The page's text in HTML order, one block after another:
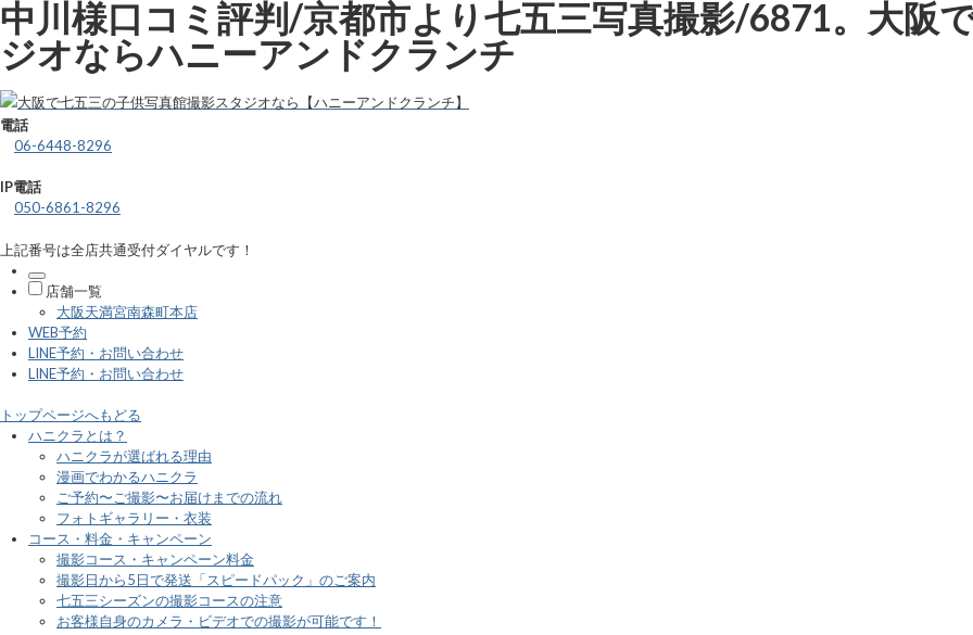
中川様口コミ評判/京都市より七五三写真撮影/6871。大阪
ジオならハニーアンドクランチ
電話
06-6448-8296
IP電話
050-6861-8296
上記番号は全店共通受付ダイヤルです！
店舗一覧
大阪天満宮南森町本店
WEB予約
LINE予約・お問い合わせ
LINE予約・お問い合わせ
トップページへもどる
ハニクラとは？
ハニクラが選ばれる理由
漫画でわかるハニクラ
ご予約〜ご撮影〜お届けまでの流れ
フォトギャラリー・衣装
コース・料金・キャンペーン
撮影コース・キャンペーン料金
撮影日から5日で発送「スピードパック」のご案内
七五三シーズンの撮影コースの注意
お客様自身のカメラ・ビデオでの撮影が可能です！